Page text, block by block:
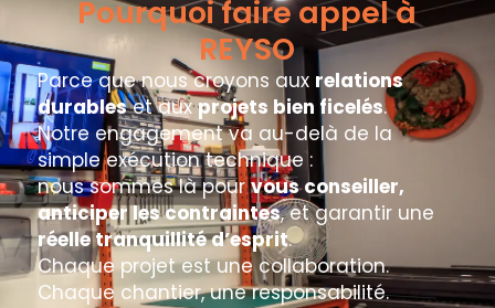
Pourquoi faire appel à
REYSO
Parce que nous croyons aux relations
durableset auxprojets bien ficelés.
Notre engagement va au-delà de la
simple exécution technique :
nous sommes là pourvous conseiller,
anticiper les contraintes, et garantir une
réelle tranquillité d’esprit.
Chaque projet est une collaboration.
Chaque chantier, une responsabilité.